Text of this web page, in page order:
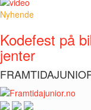
Nyhende
Kodefest på
jenter